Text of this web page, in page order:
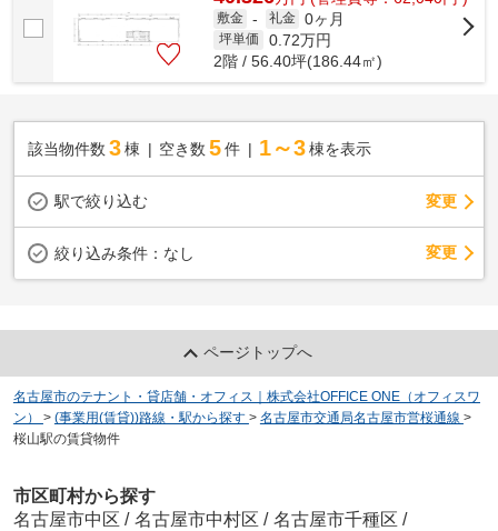
敷金 - 礼金 0ヶ月
坪単価 0.72万円
2階 / 56.40坪(186.44㎡)
該当物件数 3棟 空き数 5 件 1～3 棟を表示
駅で絞り込む 変更
絞り込み条件： なし 変更
ページトップへ
名古屋市のテナント・貸店舗・オフィス｜株式会社OFFICE ONE（オフィスワ
ン）
> (事業用(賃貸))路線・駅から探す > 名古屋市交通局名古屋市営桜通線 >
桜山駅の賃貸物件
市区町村から探す
名古屋市中区 / 名古屋市中村区 / 名古屋市千種区 /